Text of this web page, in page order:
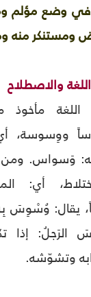
في وضع مؤلم
ومستنكر منه
والاصطلاح
ووِسوسة،
وَسواس. ومن
أي:
يقال: وُسْوِسَ
إذا